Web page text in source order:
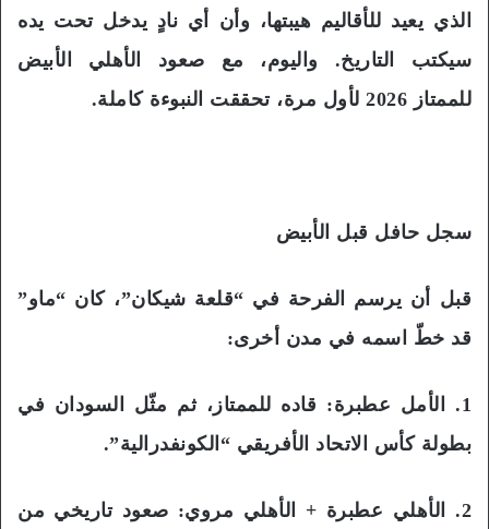
الذي يعيد للأقاليم هيبتها، وأن أي نادٍ يدخل تحت يده
سيكتب التاريخ. واليوم، مع صعود الأهلي الأبيض
للممتاز 2026 لأول مرة، تحققت النبوءة كاملة.
سجل حافل قبل الأبيض
قبل أن يرسم الفرحة في “قلعة شيكان”، كان “ماو”
قد خطّ اسمه في مدن أخرى:
1. الأمل عطبرة: قاده للممتاز، ثم مثّل السودان في
بطولة كأس الاتحاد الأفريقي “الكونفدرالية”.
2. الأهلي عطبرة + الأهلي مروي: صعود تاريخي من